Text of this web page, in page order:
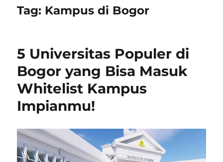
Tag: Kampus di Bogor
5 Universitas Populer di
Bogor yang Bisa Masuk
Whitelist Kampus
Impianmu!